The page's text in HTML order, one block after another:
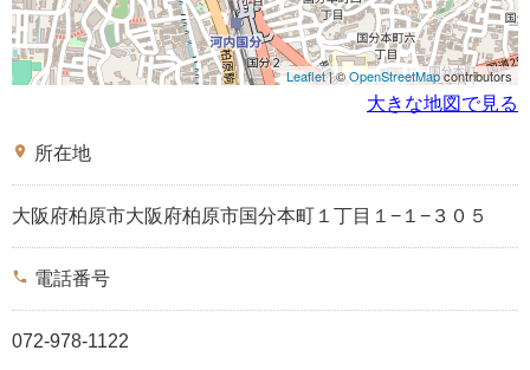
Leaflet| ©OpenStreetMapcontributors
大きな地図で見る
place 所在地
大阪府柏原市大阪府柏原市国分本町１丁目１−１−３０５
phone 電話番号
072-978-1122